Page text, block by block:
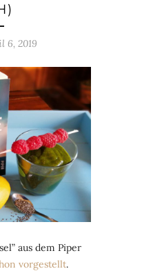
6, 2019
aus dem Piper
vorgestellt.